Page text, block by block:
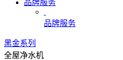
品牌服务
品牌服务
黑金系列
全屋净水机